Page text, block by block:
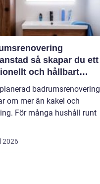
skapar du ett
och hållbart
badrumsrenovering
om mer än kakel och
För många hushåll runt
2026